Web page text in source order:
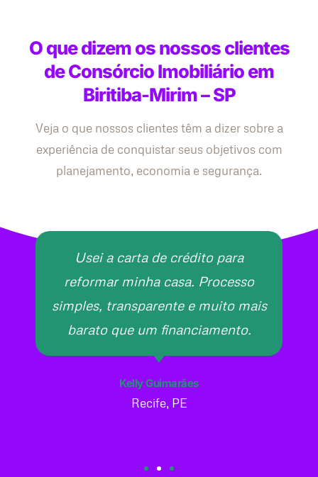
O que dizem os nossos clientes
de Consórcio Imobiliário em
Biritiba-Mirim – SP
Veja o que nossos clientes têm a dizer sobre a
experiência de conquistar seus objetivos com
planejamento, economia e segurança.
Usei a carta de crédito para
reformar minha casa. Processo
simples, transparente e muito mais
barato que um financiamento.
Kelly Guimarães
Recife, PE